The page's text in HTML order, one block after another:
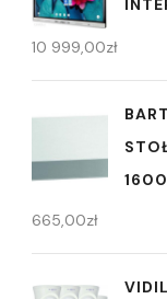
10 999,00zł
665,00zł